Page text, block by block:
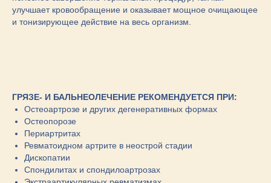
улучшает кровообращение и оказывает мощное очищающее
и тонизирующее действие на весь организм.
ГРЯЗЕ- И БАЛЬНЕОЛЕЧЕНИЕ РЕКОМЕНДУЕТСЯ ПРИ:
Остеоартрозе и других дегенеративных формах
Остеопорозе
Периартритах
Ревматоидном артрите в неострой стадии
Дископатии
Спондилитах и спондилоартрозах